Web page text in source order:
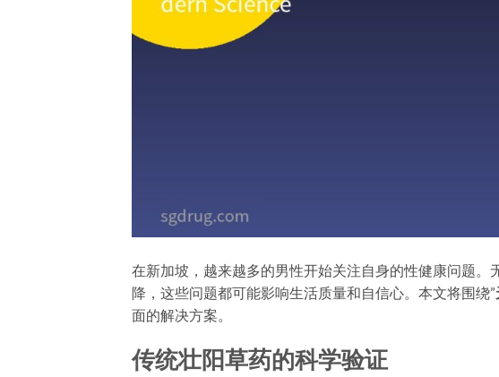
在新加坡，越来越多的男性开始关注自身的性健康问题
降，这些问题都可能影响生活质量和自信心。本文将围绕”
面的解决方案。
传统壮阳草药的科学验证